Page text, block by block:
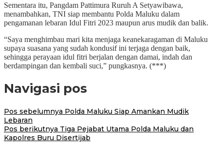
Sementara itu, Pangdam Pattimura Ruruh A Setyawibawa,
menambahkan, TNI siap membantu Polda Maluku dalam
pengamanan lebaran Idul Fitri 2023 maupun arus mudik dan balik.
“Saya menghimbau mari kita menjaga keanekaragaman di Maluku
supaya suasana yang sudah kondusif ini terjaga dengan baik,
sehingga perayaan idul fitri berjalan dengan damai, indah dan
berdampingan dan kembali suci,” pungkasnya. (***)
Navigasi pos
Pos sebelumnya Polda Maluku Siap Amankan Mudik
Lebaran
Pos berikutnya Tiga Pejabat Utama Polda Maluku dan
Kapolres Buru Disertijab